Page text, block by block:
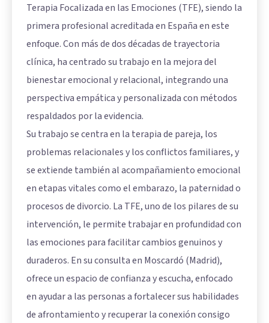
Terapia Focalizada en las Emociones (TFE), siendo la
primera profesional acreditada en España en este
enfoque. Con más de dos décadas de trayectoria
clínica, ha centrado su trabajo en la mejora del
bienestar emocional y relacional, integrando una
perspectiva empática y personalizada con métodos
respaldados por la evidencia.
Su trabajo se centra en la terapia de pareja, los
problemas relacionales y los conflictos familiares, y
se extiende también al acompañamiento emocional
en etapas vitales como el embarazo, la paternidad o
procesos de divorcio. La TFE, uno de los pilares de su
intervención, le permite trabajar en profundidad con
las emociones para facilitar cambios genuinos y
duraderos. En su consulta en Moscardó (Madrid),
ofrece un espacio de confianza y escucha, enfocado
en ayudar a las personas a fortalecer sus habilidades
de afrontamiento y recuperar la conexión consigo